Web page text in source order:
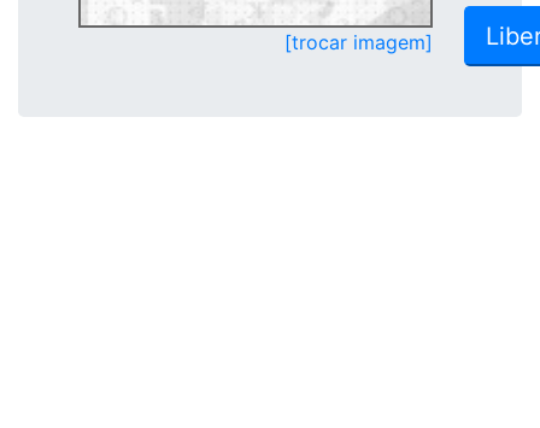
[trocar imagem]